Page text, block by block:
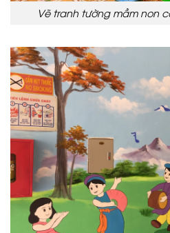
Vẽ tranh tường mầm non